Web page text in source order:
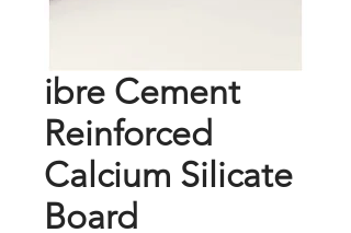
ibre Cement
Reinforced
Calcium Silicate
Board